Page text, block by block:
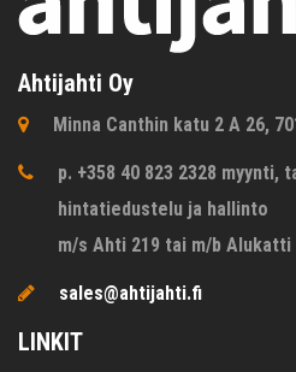
Ahtijahti Oy
Minna Canthin katu 2 A 26,
p. +358 40 823 2328 myynti,
hintatiedustelu ja hallinto
m/s Ahti 219 tai m/b Alukatti
sales@ahtijahti.fi
LINKIT